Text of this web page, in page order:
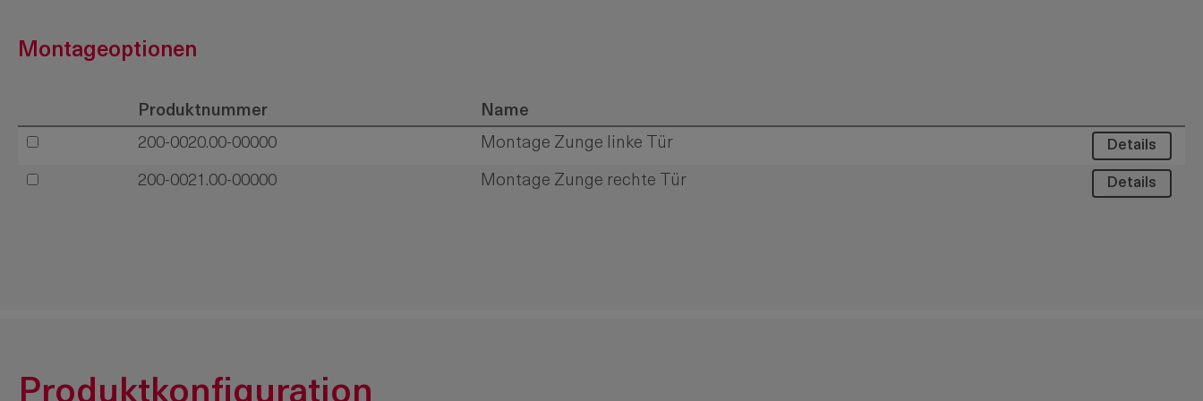
Montageoptionen
Produktnummer
Name
200-0020.00-00000
Montage Zunge linke Tür Details
200-0021.00-00000 Montage Zunge rechte Tür Details
Produktkonfiguration